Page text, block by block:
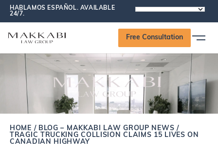
HABLAMOS ESPAÑOL. AVAILABLE
24/7.
Free Consultation
HOME / BLOG – MAKKABI LAW GROUP NEWS /
TRAGIC TRUCKING COLLISION CLAIMS 15 LIVES ON
CANADIAN HIGHWAY